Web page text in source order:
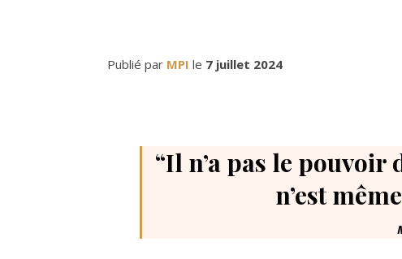
Publié par MPI le 7 juillet 2024
“Il n’a pas le pouvoir
n’est